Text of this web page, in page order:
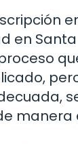
en
manera